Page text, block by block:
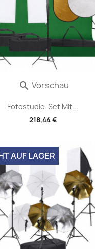
Fotostudio-Set Mit...
218,44 €
 Vorschau
AUF LAGER